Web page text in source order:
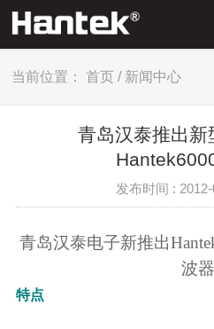
当前位置： 首页 / 新闻中心
青岛汉泰推出新
发布时间 :
青岛汉泰电子新推出
波器
特点